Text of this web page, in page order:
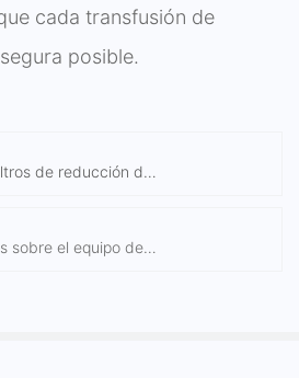
cada transfusión de
posible.
de reducción de
sobre el equipo de